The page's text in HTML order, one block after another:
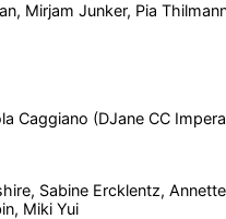
Mirjam Junker, Pia
Caggiano (DJane CC
Sabine Ercklentz,
Miki Yui